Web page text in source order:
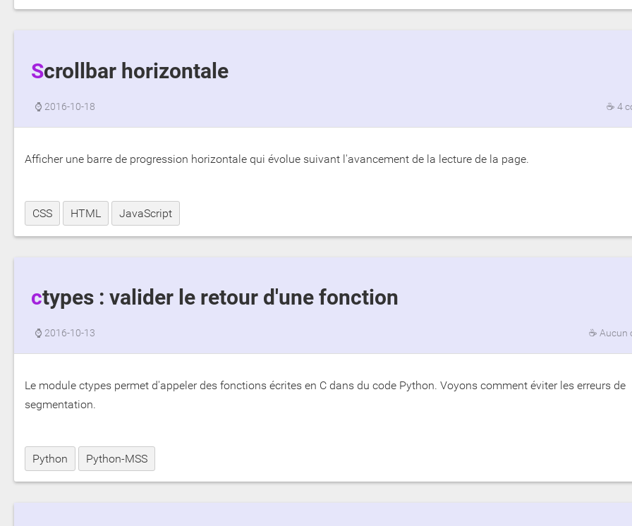
Scrollbar horizontale
☕4
⌚ 2016-10-18
Afficher une barre de progression horizontale qui évolue suivant l'avancement de la lecture de la page.
CSS HTML JavaScript
ctypes : valider le retour d'une fonction
☕Aucun
⌚ 2016-10-13
Le module ctypes permet d'appeler des fonctions écrites en C dans du code Python. Voyons comment éviter les erreurs de
segmentation.
Python Python-MSS